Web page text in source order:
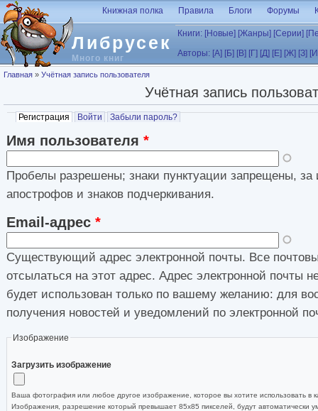
Перейти к основному содержанию
Либрусек
Много книг
Книжная полка Правила Блоги Форумы
Книги: [Новые] [Жанры] [Серии]
Авторы: [А] [Б] [В] [Г] [Д] [Е] [Ж] [З]
Вы здесь
Главная » Учётная запись пользователя
Учётная запись
Главные вкладки
Регистрация (активная вкладка)
Войти Забыли пароль?
Имя пользователя *
Пробелы разрешены; знаки пунктуации запрещены, за
апострофов и знаков подчеркивания.
Email-адрес *
Существующий адрес электронной почты. Все
отсылаться на этот адрес. Адрес электронной почты
будет использован только по вашему желанию: для
получения новостей и уведомлений по электронной
Изображение
Загрузить изображение
Ваша фотография или любое другое изображение, которое вы хотите использовать в
Изображения, разрешение который превышает 85x85 пикселей, будут автоматически